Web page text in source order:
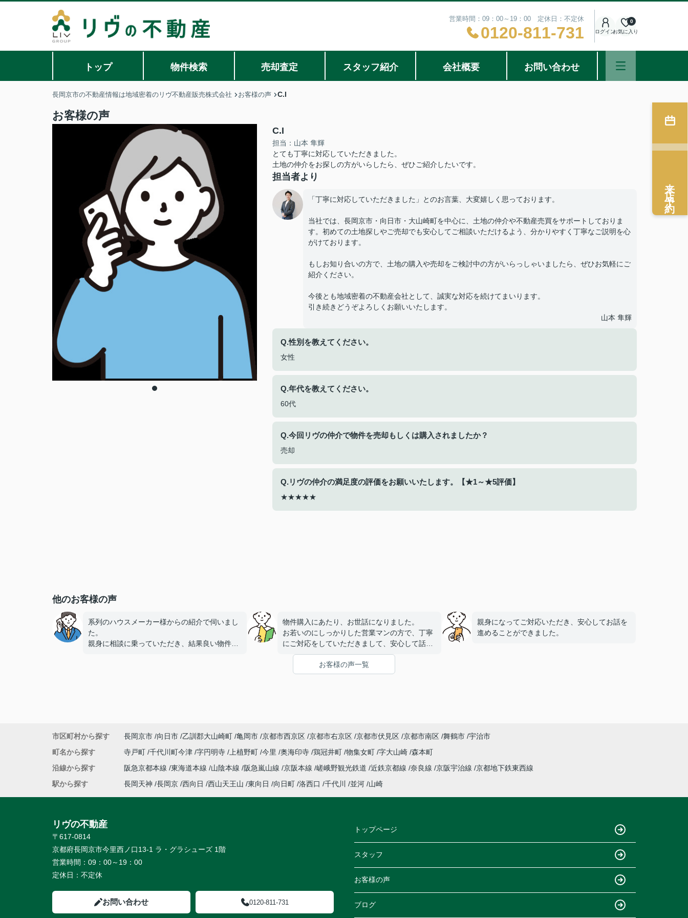
営業時間：09：00～19：00 定休日：不定休
0120-811-731 ログインお気に入り
0
トップ 物件検索 売却査定 スタッフ紹介 会社概要 お問い合わせ
長岡京市の不動産情報は地域密着のリヴ不動産販売株式会社 お客様の声 C.I
お客様の声
C.I
担当：山本 隼輝
とても丁寧に対応していただきました。
土地の仲介をお探しの方がいらしたら、ぜひご紹介したいです。
担当者より
「丁寧に対応していただきました」とのお言葉、大変嬉しく思っております。
当社では、長岡京市・向日市・大山崎町を中心に、土地の仲介や不動産売買をサポートしておりま
す。初めての土地探しやご売却でも安心してご相談いただけるよう、分かりやすく丁寧なご説明を心
がけております。
もしお知り合いの方で、土地の購入や売却をご検討中の方がいらっしゃいましたら、ぜひお気軽にご
紹介ください。
今後とも地域密着の不動産会社として、誠実な対応を続けてまいります。
引き続きどうぞよろしくお願いいたします。
山本 隼輝
Q.性別を教えてください。
女性
Q.年代を教えてください。
60代
Q.今回リヴの仲介で物件を売却もしくは購入されましたか？
売却
Q.リヴの仲介の満足度の評価をお願いいたします。【★1～★5評価】
★★★★★
他のお客様の声
系列のハウスメーカー様からの紹介で伺いまし
た。
親身に相談に乗っていただき、結果良い物件と
物件購入にあたり、お世話になりました。
お若いのにしっかりした営業マンの方で、丁寧
にご対応をしていただきまして、安心して話を
進めることができました。
親身になってご対応いただき、安心してお話を
進めることができました。
お客様の声一覧
来店予約
市区町村から探す 長岡京市 向日市 乙訓郡大山崎町 亀岡市 京都市西京区 京都市右京区 京都市伏見区 京都市南区 舞鶴市 宇治市
町名から探す
寺戸町 千代川町今津 字円明寺 上植野町 今里 奥海印寺 鶏冠井町 物集女町 字大山崎 森本町
沿線から探す
阪急京都本線 東海道本線 山陰本線 阪急嵐山線 京阪本線 嵯峨野観光鉄道 近鉄京都線 奈良線 京阪宇治線 京都地下鉄東西線
駅から探す
長岡天神 長岡京 西向日 西山天王山 東向日 向日町 洛西口 千代川 並河 山崎
リヴの不動産
〒617-0814
京都府長岡京市今里西ノ口13-1 ラ・グラシューズ 1階
営業時間： 09：00～19：00
定休日： 不定休
お問い合わせ 0120-811-731
トップページ
スタッフ
お客様の声
ブログ